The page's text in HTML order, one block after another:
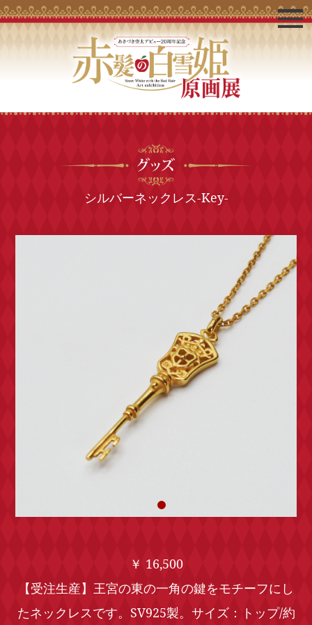
シルバーネックレス-Key-
￥ 16,500
【受注生産】王宮の東の一角の鍵をモチーフにし
たネックレスです。SV925製。サイズ：トップ/約